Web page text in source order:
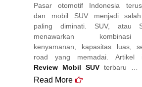
Pasar otomotif Indonesia
dan mobil SUV menjadi
paling diminati. SUV, atau
menawarkan
kenyamanan, kapasitas luas,
road yang memadai. Artikel
Review Mobil SUV terbaru …
Read More